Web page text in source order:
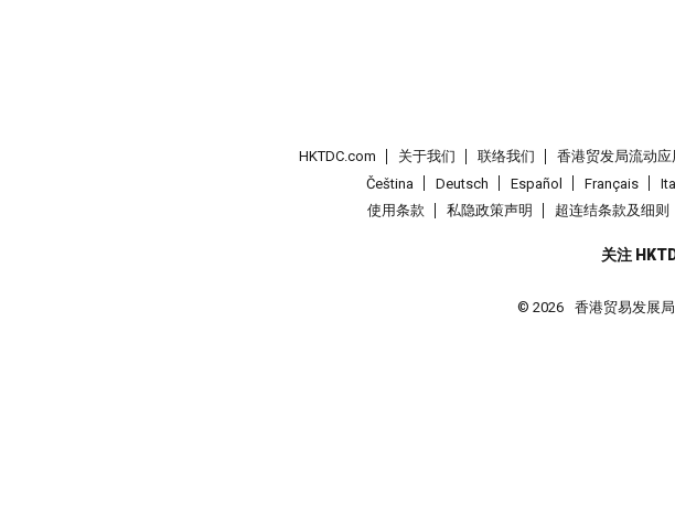
HKTDC.com 关于我们 联络我们 香港贸发局流动
Čeština
Deutsch Español Français
使用条款
私隐政策声明 超连结条款及细则
关注
© 2026 香港贸易发展